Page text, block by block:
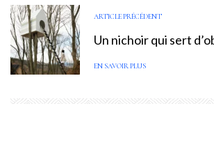
ARTICLE PRÉCÉDENT
Un nichoir qui sert
EN SAVOIR PLUS